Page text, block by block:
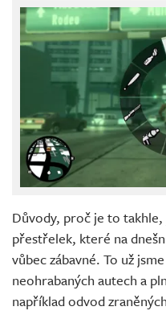
Důvody, proč je to
přestřelek, které na
vůbec zábavné. To už
neohrabaných autech a
například odvod